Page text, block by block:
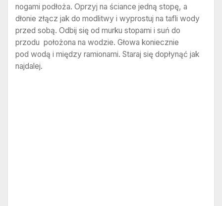
nogami podłoża. Oprzyj na ściance jedną stopę, a
dłonie złącz jak do modlitwy i wyprostuj na tafli wody
przed sobą. Odbij się od murku stopami i suń do
przodu położona na wodzie. Głowa koniecznie
pod wodą i między ramionami. Staraj się dopłynąć jak
najdalej.